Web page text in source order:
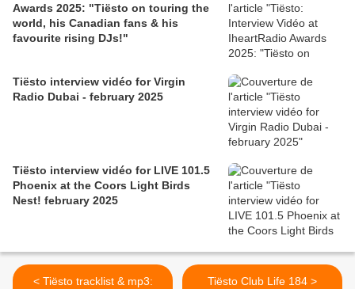
Awards 2025: "Tiësto on touring the
world, his Canadian fans & his
favourite rising DJs!"
Tiësto interview vidéo for Virgin
Radio Dubai - february 2025
Tiësto interview vidéo for LIVE 101.5
Phoenix at the Coors Light Birds
Nest! february 2025
< Tiësto tracklist & mp3:
Tiësto Club Life 184 >